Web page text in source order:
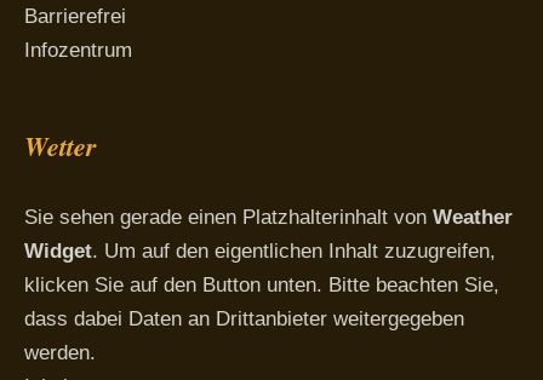
Barrierefrei
Infozentrum
Wetter
Sie sehen gerade einen Platzhalterinhalt von Weather
Widget. Um auf den eigentlichen Inhalt zuzugreifen,
klicken Sie auf den Button unten. Bitte beachten Sie,
dass dabei Daten an Drittanbieter weitergegeben
werden.